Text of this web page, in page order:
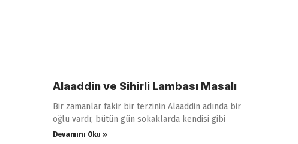
Alaaddin ve Sihirli Lambası Masalı
Bir zamanlar fakir bir terzinin Alaaddin adında bir
oğlu vardı; bütün gün sokaklarda kendisi gibi
Devamını Oku »